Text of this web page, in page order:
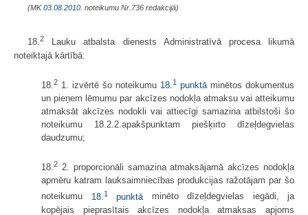
(MK03.08.2010. noteikumu Nr.736 redakcijā)
18.2
Lauku atbalsta dienests Administratīvā procesa likumā
noteiktajā kārtībā:
18. 2 1. izvērtē šo noteikumu 18. 1 punktā minētos dokumentus
un pieņem lēmumu par akcīzes nodokļa atmaksu vai atteikumu
atmaksāt akcīzes nodokli vai attiecīgi samazina atbilstoši šo
noteikumu 18.2.2.apakšpunktam piešķirto dīzeļdegvielas
daudzumu;
18.2 2. proporcionāli samazina atmaksājamā akcīzes nodokļa
apmēru katram lauksaimniecības produkcijas ražotājam par šo
noteikumu 18. 1punktā minēto dīzeļdegvielas iegādi, ja
kopējais pieprasītais akcīzes nodokļa atmaksas apjoms